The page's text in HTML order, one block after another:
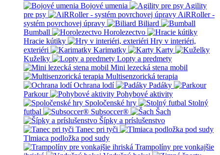
Bojové umenia
Agility
pre psy
AiRRoller -
systém povrchovej úpravy
Biliard
Bumball
Horolezectvo
Hracie kútiky
Hry v interiéri,
exteriéri
Karimatky
Karty
Kuželky
Lopty a predmety
Mini lezecká stena mobil
Multisenzorická terapia
Ochrana lodí
Padáky
Parkour
Pohybové aktivity
Spoločenské hry
Stolný
futbal
Subsoccer®
Šach
Šípky a príslušenstvo
Tanec pri tyči
Tlmiaca podložka pod sudy
Trampolíny pre vonkajšie